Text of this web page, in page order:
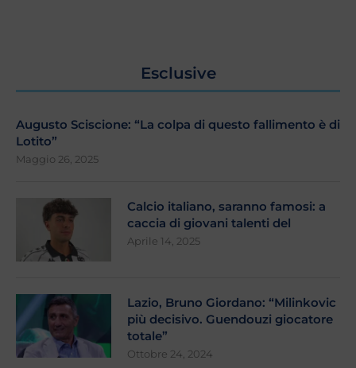
Esclusive
Augusto Sciscione: “La colpa di questo fallimento è di
Lotito”
Maggio 26, 2025
Calcio italiano, saranno famosi: a
caccia di giovani talenti del
Aprile 14, 2025
Lazio, Bruno Giordano: “Milinkovic
più decisivo. Guendouzi giocatore
totale”
Ottobre 24, 2024